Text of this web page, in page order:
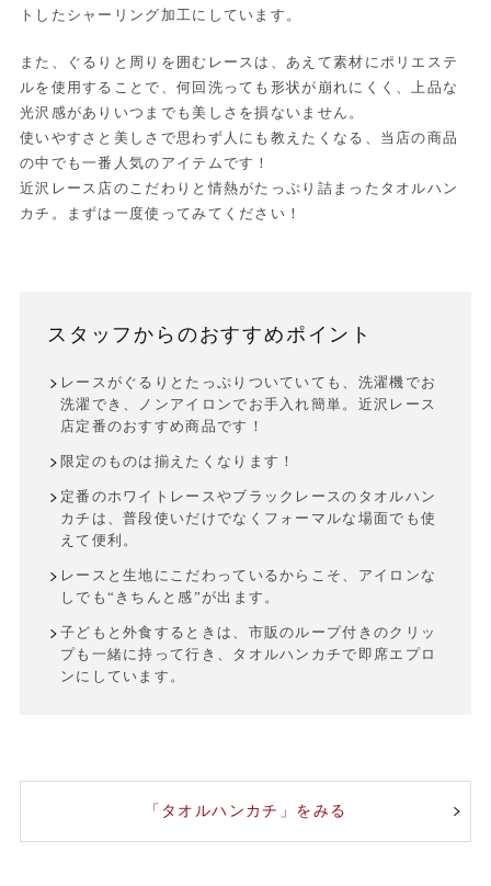
トしたシャーリング加工にしています。
また、ぐるりと周りを囲むレースは、あえて素材にポリエステ
ルを使用することで、何回洗っても形状が崩れにくく、上品な
光沢感がありいつまでも美しさを損ないません。
使いやすさと美しさで思わず人にも教えたくなる、当店の商品
の中でも一番人気のアイテムです！
近沢レース店のこだわりと情熱がたっぷり詰まったタオルハン
カチ。まずは一度使ってみてください！
スタッフからのおすすめポイント
レースがぐるりとたっぷりついていても、洗濯機でお
洗濯でき、ノンアイロンでお手入れ簡単。近沢レース
店定番のおすすめ商品です！
限定のものは揃えたくなります！
定番のホワイトレースやブラックレースのタオルハン
カチは、普段使いだけでなくフォーマルな場面でも使
えて便利。
レースと生地にこだわっているからこそ、アイロンな
しでも“きちんと感”が出ます。
子どもと外食するときは、市販のループ付きのクリッ
プも一緒に持って行き、タオルハンカチで即席エプロ
ンにしています。
「タオルハンカチ」をみる